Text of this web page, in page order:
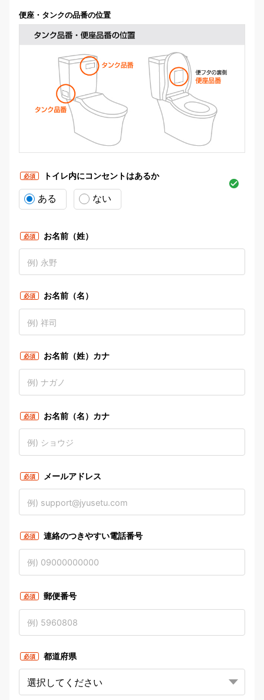
便座・タンクの品番の位置
必須 トイレ内にコンセントはあるか
ある ない
必須 お名前（姓）
必須 お名前（名）
必須 お名前（姓）カナ
必須 お名前（名）カナ
必須 メールアドレス
必須 連絡のつきやすい電話番号
必須 郵便番号
必須 都道府県